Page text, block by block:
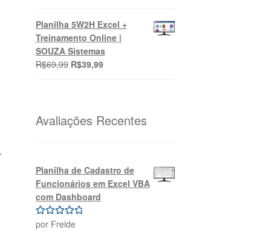
original
era:
R$69,99.
atual
é:
R$39,99.
Planilha 5W2H Excel +
Treinamento Online |
SOUZA Sistemas
R$69,99 O
R$69,99.
R$39,99O
R$39,99.
Avaliações Recentes
Planilha de Cadastro de
Funcionários em Excel VBA
com Dashboard
Avaliação5
por Freide